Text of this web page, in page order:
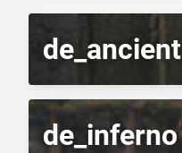
de_ancient
de_inferno